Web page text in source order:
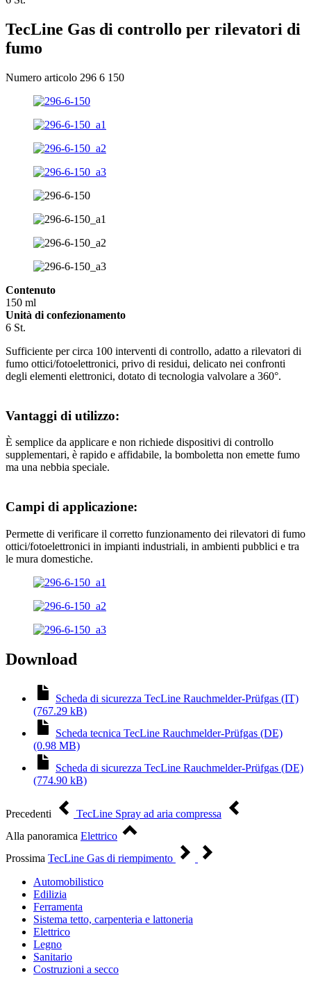
TecLine Gas di controllo per rilevatori di
fumo
Numero articolo 296 6 150
Contenuto
150 ml
Unità di confezionamento
6 St.
Sufficiente per circa 100 interventi di controllo, adatto a rilevatori di
fumo ottici/fotoelettronici, privo di residui, delicato nei confronti
degli elementi elettronici, dotato di tecnologia valvolare a 360°.
Vantaggi di utilizzo:
È semplice da applicare e non richiede dispositivi di controllo
supplementari, è rapido e affidabile, la bomboletta non emette fumo
ma una nebbia speciale.
Campi di applicazione:
Permette di verificare il corretto funzionamento dei rilevatori di fumo
ottici/fotoelettronici in impianti industriali, in ambienti pubblici e tra
le mura domestiche.
Download
Scheda di sicurezza TecLine Rauchmelder-Prüfgas (IT)
(767.29 kB)
Scheda tecnica TecLine Rauchmelder-Prüfgas (DE)
(0.98 MB)
Scheda di sicurezza TecLine Rauchmelder-Prüfgas (DE)
(774.90 kB)
Precedenti
TecLine Spray ad aria compressa
Alla panoramica Elettrico
Prossima TecLine Gas di riempimento
Automobilistico
Edilizia
Ferramenta
Sistema tetto, carpenteria e lattoneria
Elettrico
Legno
Sanitario
Costruzioni a secco